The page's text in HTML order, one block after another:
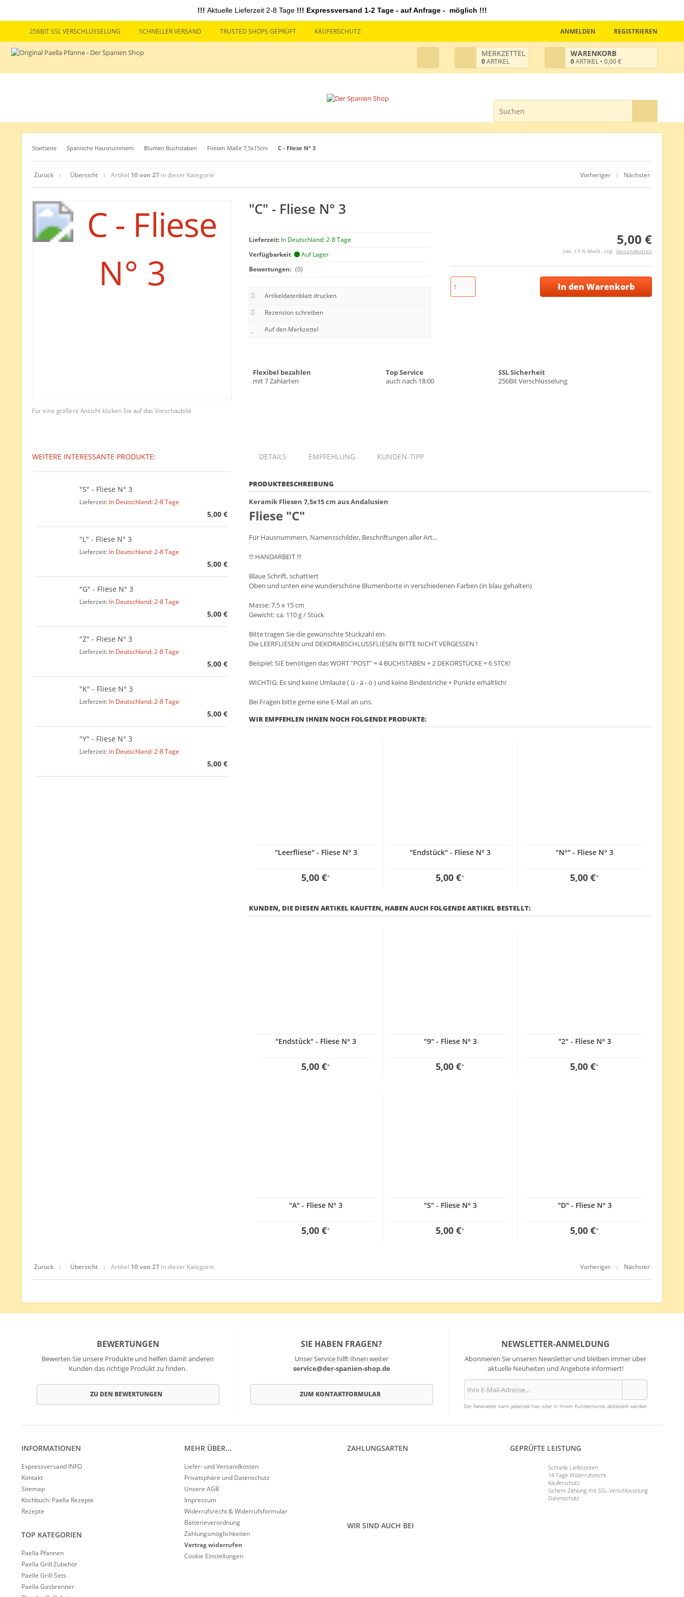
!!! Aktuelle Lieferzeit 2-8 Tage !!! Expressversand 1-2 Tage - auf Anfrage - möglich !!!
256BIT SSL VERSCHLÜSSELUNG SCHNELLER VERSAND TRUSTED SHOPS GEPRÜFT KÄUFERSCHUTZ REGISTRIEREN
ANMELDEN
WARENKORB
0ARTIKEL • 0,00 €
MERKZETTEL
0ARTIKEL
Startseite Spanische Hausnummern Blumen Buchstaben Fliesen Maße 7,5x15cm C - Fliese N° 3
Zurück | Übersicht | Artikel 10 von 27 in dieser Kategorie Vorheriger | Nächster
Für eine größere Ansicht klicken Sie auf das Vorschaubild
"C" - Fliese N° 3
Lieferzeit: In Deutschland: 2-8 Tage
Verfügbarkeit
Auf Lager
Bewertungen: (0)
Artikeldatenblatt drucken
Rezension schreiben
5,00 €
inkl. 19 % MwSt. zzgl. Versandkosten
In den Warenkorb
Flexibel bezahlen
mit 7 Zahlarten
Top Service
auch nach 18:00
SSL Sicherheit
256Bit Verschlüsselung
DETAILS EMPFEHLUNG KUNDEN-TIPP
PRODUKTBESCHREIBUNG
Keramik Fliesen 7,5x15 cm aus Andalusien
Fliese "C"
Für Hausnummern, Namensschilder, Beschriftungen aller Art...
!!! HANDARBEIT !!!
Blaue Schrift, schattiert
Oben und unten eine wunderschöne Blumenborte in verschiedenen Farben (in blau gehalten)
Masse: 7,5 x 15 cm
Gewicht: ca. 110 g / Stück
Bitte tragen Sie die gewünschte Stückzahl ein.
Die LEERFLIESEN und DEKORABSCHLUSSFLIESEN BITTE NICHT VERGESSEN !
Beispiel: SIE benötigen das WORT "POST" = 4 BUCHSTABEN + 2 DEKORSTÜCKE = 6 STCK!
WICHTIG: Es sind keine Umlaute ( ü - ä - ö ) und keine Bindestriche + Punkte erhältlich!
Bei Fragen bitte gerne eine E-Mail an uns.
WIR EMPFEHLEN IHNEN NOCH FOLGENDE PRODUKTE:
"Leerfliese" - Fliese N° 3
5,00 €*
"Endstück" - Fliese N° 3
5,00 €*
"N°" - Fliese N° 3
5,00 €*
KUNDEN, DIE DIESEN ARTIKEL KAUFTEN, HABEN AUCH FOLGENDE ARTIKEL BESTELLT:
"Endstück" - Fliese N° 3
5,00 €*
"9" - Fliese N° 3
5,00 €*
"2" - Fliese N° 3
5,00 €*
"A" - Fliese N° 3
5,00 €*
"S" - Fliese N° 3
5,00 €*
"D" - Fliese N° 3
5,00 €*
WEITERE INTERESSANTE PRODUKTE:
"S" - Fliese N° 3
Lieferzeit: In Deutschland: 2-8 Tage
5,00 €
"L" - Fliese N° 3
Lieferzeit: In Deutschland: 2-8 Tage
5,00 €
"G" - Fliese N° 3
Lieferzeit: In Deutschland: 2-8 Tage
5,00 €
"Z" - Fliese N° 3
Lieferzeit: In Deutschland: 2-8 Tage
5,00 €
"K" - Fliese N° 3
Lieferzeit: In Deutschland: 2-8 Tage
5,00 €
"Y" - Fliese N° 3
Lieferzeit: In Deutschland: 2-8 Tage
5,00 €
Zurück | Übersicht | Artikel 10 von 27 in dieser Kategorie Vorheriger | Nächster
BEWERTUNGEN
Bewerten Sie unsere Produkte und helfen damit anderen
Kunden das richtige Produkt zu finden.
ZU DEN BEWERTUNGEN
SIE HABEN FRAGEN?
Unser Service hilft Ihnen weiter
service@der-spanien-shop.de
ZUM KONTAKTFORMULAR
NEWSLETTER-ANMELDUNG
Abonnieren Sie unseren Newsletter und bleiben immer über
aktuelle Neuheiten und Angebote informiert!
Der Newsletter kann jederzeit hier oder in Ihrem Kundenkonto abbestellt werden.
INFORMATIONEN
Expressversand INFO
Kontakt
Sitemap
Kochbuch: Paella Rezepte
Rezepte
TOP KATEGORIEN
Paella Pfannen
Paella Grill Zubehör
Paelle Grill-Sets
Paella Gasbrenner
MEHR ÜBER...
Liefer- und Versandkosten
Privatsphäre und Datenschutz
Unsere AGB
Impressum
Widerrufsrecht & Widerrufsformular
Batterieverordnung
Zahlungsmöglichkeiten
Vertrag widerrufen
Cookie Einstellungen
ZAHLUNGSARTEN
WIR SIND AUCH BEI
GEPRÜFTE LEISTUNG
Schnelle Lieferzeiten
14 Tage Widerrufsrecht
Käuferschutz
Sichere Zahlung mit SSL-Verschlüsselung
Datenschutz